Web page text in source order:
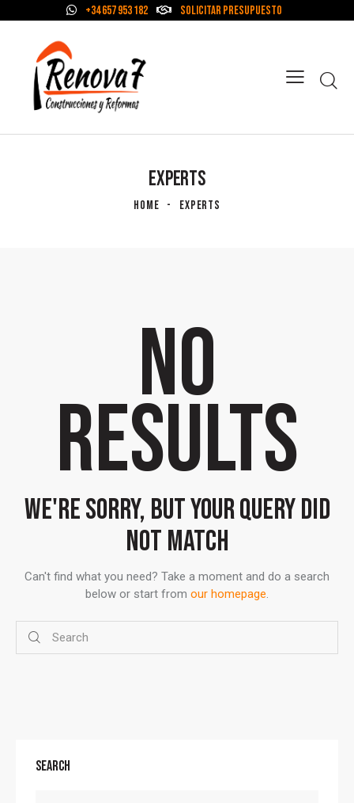
+34 657 953 182 Solicitar Presupuesto
EXPERTS
HOME EXPERTS
NO
RESULTS
WE'RE SORRY, BUT YOUR QUERY DID
NOT MATCH
Can't find what you need? Take a moment and do a search
below or start from our homepage
SEARCH